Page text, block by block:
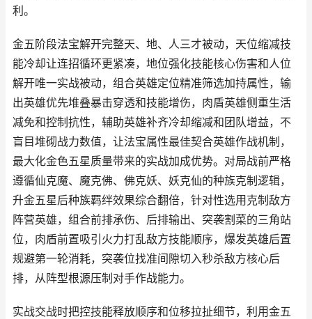
利。
金五阶段法宝解开完整天、地、人三才被动，天位缩减技
能冷却让连招循环更紧凑，地位强化技能核心伤害和人位
解开唯一实战被动，组合英雄定位精准筛选加持属性，输
出英雄优先堆叠暴击穿透和技能增伤，肉盾英雄侧重生活
减免和控制抗性，辅助英雄补齐冷却缩减和团队增益，不
盲目堆砌战力数值，让法宝属性最佳契合英雄作战机制，
最大化金色五星质量带来的实战加成优势。对局战前严格
遵循仙克魔、魔克佛、佛克妖、妖克仙的种族克制逻辑，
升金五星后种族羁绊效果综合翻倍，针对性选用克制敌方
阵营英雄，组合前排承伤、后排输出、突袭割菜的三角站
位，肉盾前置吸引火力打乱敌方技能顺序，爆发英雄后置
规避第一轮消耗，突袭位找准间隙切入秒杀敌方核心后
排，从阵型根源压制对手作战能力。
实战交战时把控技能释放顺序和位移拉扯细节，利用金五